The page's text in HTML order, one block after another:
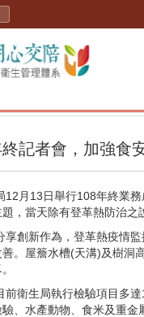
記者會，加強食
13日舉行108年終業務
，當天除有登革熱防治
新作為，登革熱疫情監
。屋簷水槽(天溝)及樹洞
生局執行檢驗項目多達
、水產動物、食米及重